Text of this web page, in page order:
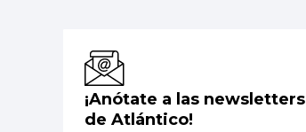
¡Anótate a las newsletters
de Atlántico!